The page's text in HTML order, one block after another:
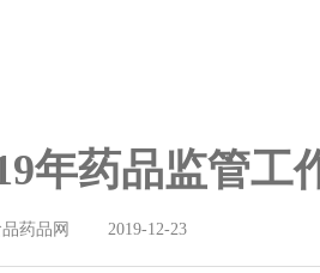
年药品监管工
药品网 2019-12-23